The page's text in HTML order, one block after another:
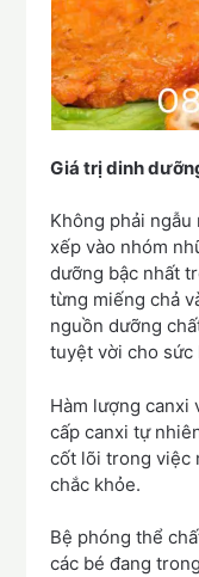
Giá trị dinh
Không phải ngẫu
xếp vào nhóm
dưỡng bậc nhất
từng miếng chả
nguồn dưỡng
tuyệt vời cho sức
Hàm lượng canxi
cấp canxi tự
cốt lõi trong việc
chắc khỏe.
Bệ phóng thể
các bé đang